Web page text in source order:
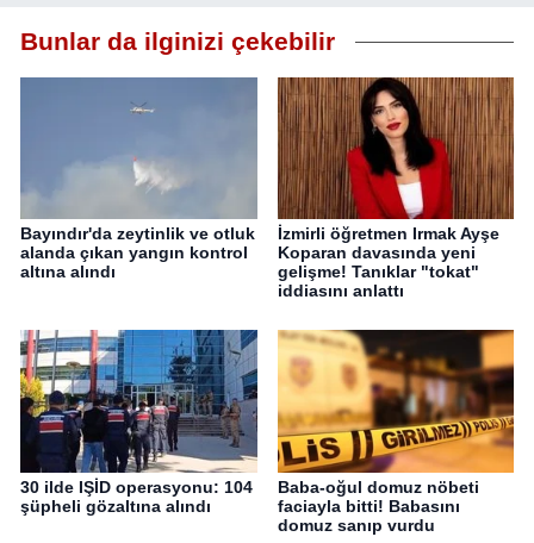
Bunlar da ilginizi çekebilir
Bayındır'da zeytinlik ve otluk
alanda çıkan yangın kontrol
altına alındı
İzmirli öğretmen Irmak Ayşe
Koparan davasında yeni
gelişme! Tanıklar "tokat"
iddiasını anlattı
30 ilde IŞİD operasyonu: 104
şüpheli gözaltına alındı
Baba-oğul domuz nöbeti
faciayla bitti! Babasını
domuz sanıp vurdu